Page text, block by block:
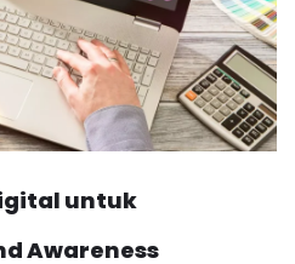
untuk
Awareness